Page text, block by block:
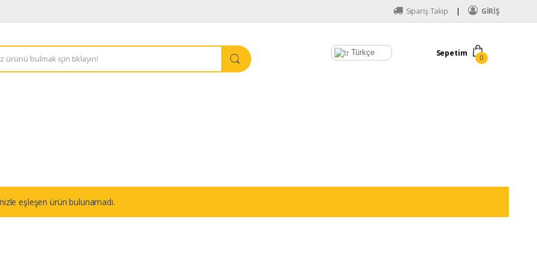
Sipariş Takip GİRİŞ
Türkçe Sepetim
0
eşleşen ürün bulunamadı.